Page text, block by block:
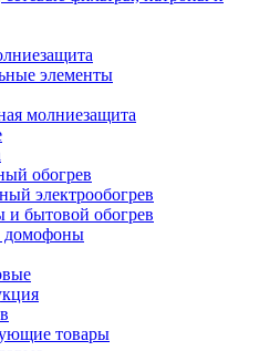
элементы
молниезащита
обогрев
электрообогрев
и бытовой обогрев
домофоны
товары